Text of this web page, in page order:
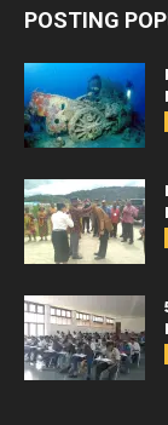
POSTING